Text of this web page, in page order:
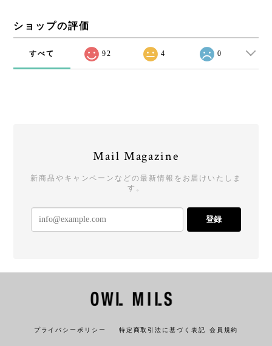
ショップの評価
すべて 92 4 0
Mail Magazine
新商品やキャンペーンなどの最新情報をお届けいたしま
す。
登録
プライバシーポリシー 特定商取引法に基づく表記 会員規約